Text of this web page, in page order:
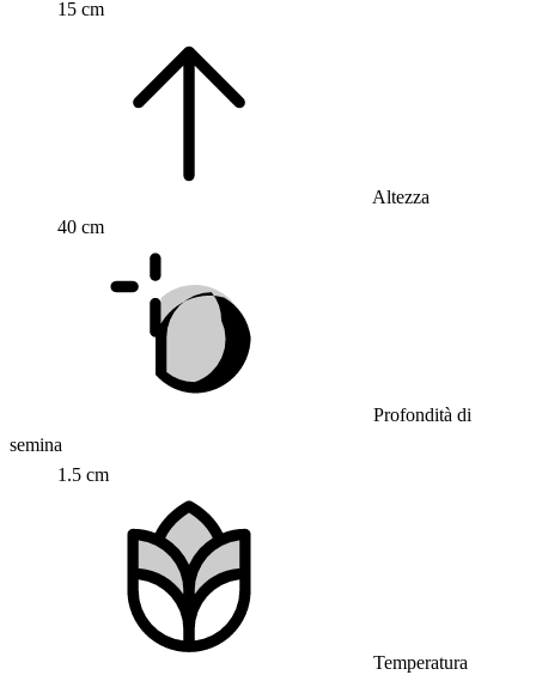
15 cm
Altezza
40 cm
Profondità di
semina
1.5 cm
Temperatura